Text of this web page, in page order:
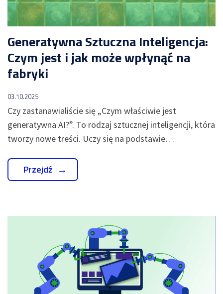
EtyFlex
TT
Plast
Generatywna Sztuczna Inteligencja:
Czym jest i jak może wpłynąć na
fabryki
03.10.2025
Czy zastanawialiście się „Czym właściwie jest
generatywna AI?”. To rodzaj sztucznej inteligencji, która
tworzy nowe treści. Uczy się na podstawie…
Przejdź